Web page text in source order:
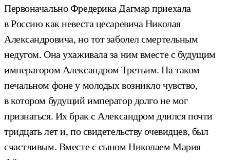
Первоначально Фредерика Дагмар приехала
в Россию как невеста цесаревича Николая
Александровича, но тот заболел смертельным
недугом. Она ухаживала за ним вместе с будущим
императором Александром Третьим. На таком
печальном фоне у молодых возникло чувство,
в котором будущий император долго не мог
признаться. Их брак с Александром длился почти
тридцать лет и, по свидетельству очевидцев, был
счастливым. Вместе с сыном Николаем Мария